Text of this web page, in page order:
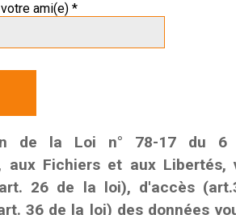
ami(e) *
de la Loi n° 78-17 du 6
aux Fichiers et aux Libertés,
26 de la loi), d'accès
36 de la loi) des données